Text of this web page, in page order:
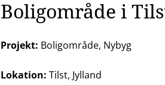
Boligområde i
Projekt: Boligområde, Nybyg
Lokation: Tilst, Jylland